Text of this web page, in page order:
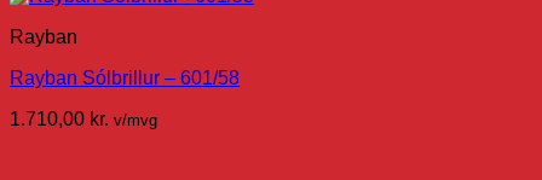
Rayban
Rayban Sólbrillur – 601/58
1.710,00 kr. v/mvg